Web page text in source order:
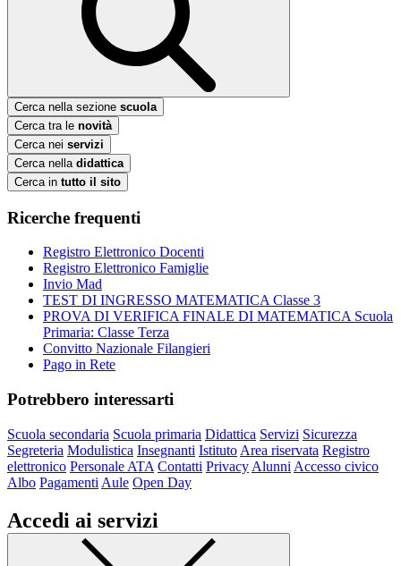
Cerca nella sezione scuola
Cerca tra le novità
Cerca nei servizi
Cerca nella didattica
Cerca in tutto il sito
Ricerche frequenti
Registro Elettronico Docenti
Registro Elettronico Famiglie
Invio Mad
TEST DI INGRESSO MATEMATICA Classe 3
PROVA DI VERIFICA FINALE DI MATEMATICA Scuola
Primaria: Classe Terza
Convitto Nazionale Filangieri
Pago in Rete
Potrebbero interessarti
Scuola secondaria Scuola primaria Didattica Servizi Sicurezza
Segreteria Modulistica Insegnanti Istituto Area riservata Registro
elettronico Personale ATA Contatti Privacy Alunni Accesso civico
Albo Pagamenti Aule Open Day
Accedi ai servizi